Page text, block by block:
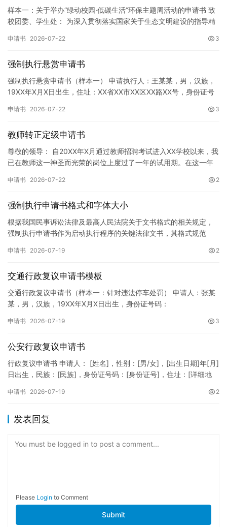
样本一：关于举办“绿动校园·低碳生活”环保主题周活动的申请书 致
校团委、学生处： 为深入贯彻落实国家关于生态文明建设的指导精
申请书 2026-07-22 3
强制执行悬赏申请书
强制执行悬赏申请书（样本一） 申请执行人：王某某，男，汉族，
19XX年X月X日出生，住址：XX省XX市XX区XX路XX号，身份证号
申请书 2026-07-22 3
教师转正定级申请书
尊敬的领导： 自20XX年X月通过教师招聘考试进入XX学校以来，我
已在教师这一神圣而光荣的岗位上度过了一年的试用期。在这一年
申请书 2026-07-22 2
强制执行申请书格式和字体大小
根据我国民事诉讼法律及最高人民法院关于文书格式的相关规定，
强制执行申请书作为启动执行程序的关键法律文书，其格式规范
纸张与…
申请书 2026-07-19 2
交通行政复议申请书模板
交通行政复议申请书（样本一：针对违法停车处罚） 申请人：张某
某，男，汉族，19XX年X月X日出生，身份证号码：
申请书 2026-07-19 3
公安行政复议申请书
行政复议申请书 申请人： [姓名]，性别：[男/女]，[出生日期]年[月]
日出生，民族：[民族]，身份证号码：[身份证号]，住址：[详细地
申请书 2026-07-19 2
发表回复
You must be logged in to post a comment...
Please Login to Comment
Submit